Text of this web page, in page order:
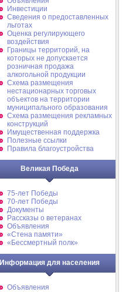
Инвестиции
Сведения о предоставленных
льготах
Оценка регулирующего
воздействия
Границы территорий, на
которых не допускается
розничная продажа
алкогольной продукции
Схема размещения
нестационарных торговых
объектов на территории
муниципального образования
Схема размещения рекламных
конструкций
Имущественная поддержка
Полезные ссылки
Правила благоустройства
Великая Победа
75-лет Победы
70-лет Победы
Документы
Рассказы о ветеранах
Объявления
«Стена памяти»
«Бессмертный полк»
Информация для населения
Объявления